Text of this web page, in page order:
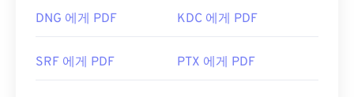
DNG 에게 PDF KDC 에게 PDF
SRF 에게 PDF PTX 에게 PDF